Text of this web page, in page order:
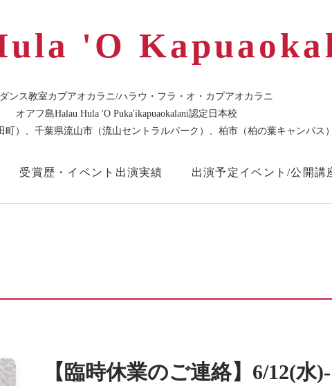
'O
ンス教室カプアオカラニ/ハラウ・フラ・オ・カプアオカラニ
オアフ島Halau Hula 'O Puka'ikapuaokalani認定日本校
町）、千葉県流山市（流山セントラルパーク）、柏市（柏の葉キャンパス
受賞歴・イベント出演実績 出演予定イベント/公開講
【臨時休業のご連絡】6/12(水